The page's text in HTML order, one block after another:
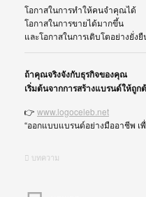
โอกาสในการทำให้คนจำคุณได้
โอกาสในการขายได้มากขึ้น
และโอกาสในการเติบโตอย่างยั่งยื
ถ้าคุณจริงจังกับธุรกิจของคุณ
เริ่มต้นจากการสร้างแบรนด์ให้ถู
👉 www.logoceleb.net
“ออกแบบแบรนด์อย่างมืออาชีพ เ
บทความ